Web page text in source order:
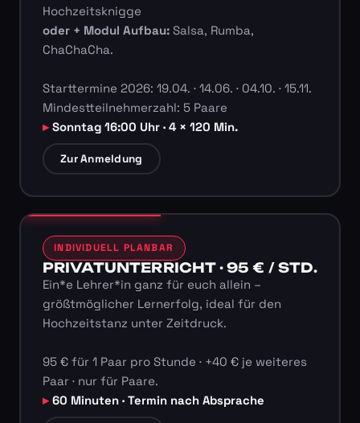
Hochzeitsknigge
oder + Modul Aufbau:Salsa, Rumba,
ChaChaCha.
Starttermine 2026: 19.04. · 14.06. · 04.10. · 15.11.
Mindestteilnehmerzahl: 5 Paare
Sonntag 16:00 Uhr · 4 × 120 Min.
Zur Anmeldung
INDIVIDUELL PLANBAR
PRIVATUNTERRICHT · 95 € / STD.
Ein*e Lehrer*in ganz für euch allein –
größtmöglicher Lernerfolg, ideal für den
Hochzeitstanz unter Zeitdruck.
95 € für 1 Paar pro Stunde · +40 € je weiteres
Paar · nur für Paare.
60 Minuten · Termin nach Absprache